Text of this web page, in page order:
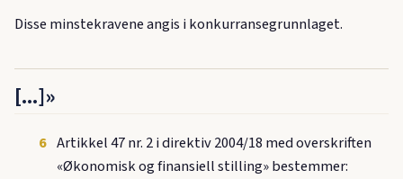
Disse minstekravene angis i konkurransegrunnlaget.
[...]»
6 Artikkel 47 nr. 2 i direktiv 2004/18 med overskriften
«Økonomisk og finansiell stilling» bestemmer: